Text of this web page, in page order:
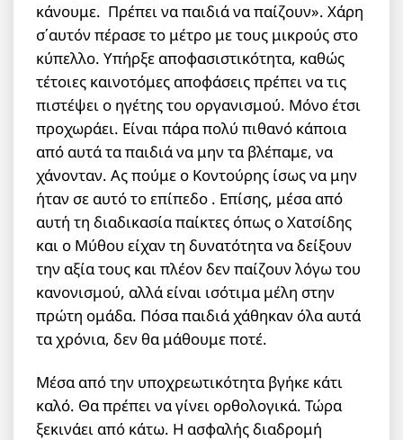
κάνουμε. Πρέπει να παιδιά να παίζουν». Χάρη
σ΄αυτόν πέρασε το μέτρο με τους μικρούς στο
κύπελλο. Υπήρξε αποφασιστικότητα, καθώς
τέτοιες καινοτόμες αποφάσεις πρέπει να τις
πιστέψει ο ηγέτης του οργανισμού. Μόνο έτσι
προχωράει. Είναι πάρα πολύ πιθανό κάποια
από αυτά τα παιδιά να μην τα βλέπαμε, να
χάνονταν. Ας πούμε ο Κοντούρης ίσως να μην
ήταν σε αυτό το επίπεδο . Επίσης, μέσα από
αυτή τη διαδικασία παίκτες όπως ο Χατσίδης
και ο Μύθου είχαν τη δυνατότητα να δείξουν
την αξία τους και πλέον δεν παίζουν λόγω του
κανονισμού, αλλά είναι ισότιμα μέλη στην
πρώτη ομάδα. Πόσα παιδιά χάθηκαν όλα αυτά
τα χρόνια, δεν θα μάθουμε ποτέ.
Μέσα από την υποχρεωτικότητα βγήκε κάτι
καλό. Θα πρέπει να γίνει ορθολογικά. Τώρα
ξεκινάει από κάτω. Η ασφαλής διαδρομή